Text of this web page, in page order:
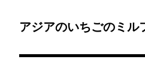
アジアのいちごのミル